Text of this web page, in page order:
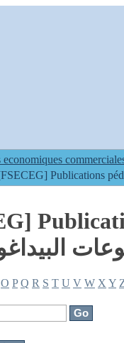
economiques
O P Q R S T U V W X Y